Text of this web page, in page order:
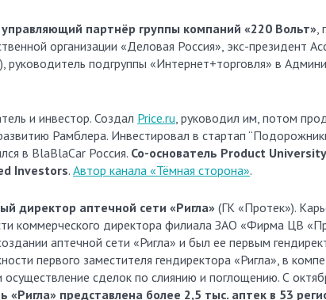
партнёр группы компаний «220 Вольт»
организации «Деловая Россия», экс-президент
подгруппы «Интернет+торговля» в
и инвестор. Создал Price.ru , руководил им, потом
Рамблера. Инвестировал в стартап
в BlaBlaCar Россия. Со-основатель Product
Investors. Автор канала «Тёмная сторона».
директор аптечной сети «Ригла» (ГК «Протек»).
коммерческого директора филиала ЗАО «Фирма ЦВ
аптечной сети «Ригла» и был ее первым
первого заместителя гендиректора «Ригла», в
сделок по слиянию и поглощению. С
«Pигла» представлена более 2,5 тыс. аптек в 53